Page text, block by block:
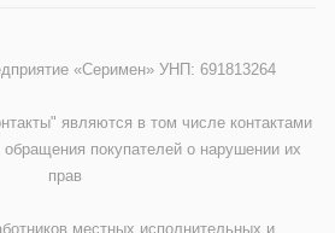
«Серимен» УНП: 691813264
являются в том числе контактами
покупателей о нарушении их
прав
местных исполнительных и